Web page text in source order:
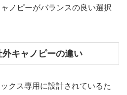
ノピーがバランスの良い選択
キャノピーの違い
クス専用に設計されているた